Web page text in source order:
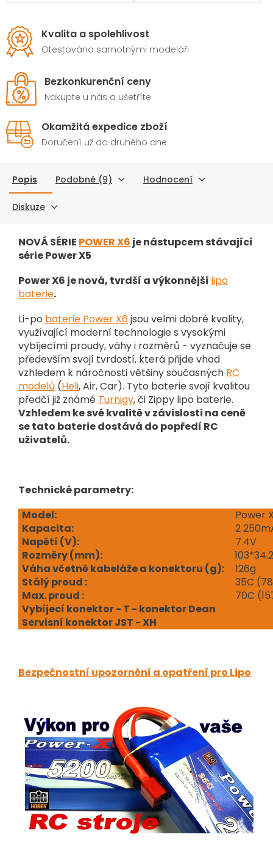
Kvalita a spolehlivost
Otestováno samotnými modeláři
Bezkonkurenční ceny
Nakupte u nás a ušetříte
Okamžitá expedice zboží
Doručení už do druhého dne
Popis Podobné (9) Hodnocení
Diskuze
NOVÁ SÉRIE POWER X6 je nástupcem stávající
série Power X5
Power X6 je nová, tvrdší a výkonnější lipo
baterie.
Li-po baterie Power X6jsou velmi dobré kvality,
využívající moderní technologie s vysokými
vybíjecími proudy, váhy i rozměrů - vyznačuje se
především svojí tvrdostí, která přijde vhod
vzhledem k náročnosti většiny současných RC
modelů (Heli, Air, Car). Tyto baterie svojí kvalitou
předčí již známé Turnigy, či Zippy lipo baterie.
Vzhledem ke své kvalitě v závislosti na ceně
se tato baterie dostává do popředí RC
uživatelů.
Technické parametry:
Model:
Power
Kapacita:
2
Napětí (V):
7.4V
Rozměry (mm):
Váha včetně kabeláže a konektoru (g):
126g
Stálý proud :
35C
Max. proud :
70C
Vybíjecí konektor - T - konektor Dean
Servisní konektor JST - XH
Bezpečnostní upozornění a opatření pro Lipo